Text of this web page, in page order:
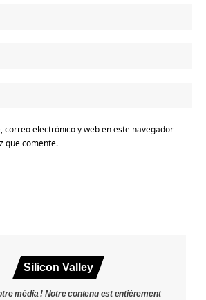
correo electrónico y web en este navegador
que comente.
Silicon Valley
média ! Notre contenu est entièrement